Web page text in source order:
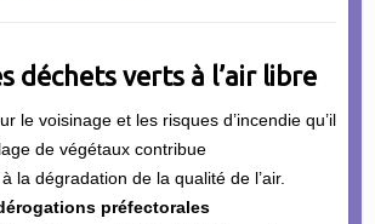
déchets verts à l’air libre
le voisinage et les risques d’incendie qu’il
de végétaux contribue
la dégradation de la qualité de l’air.
préfectorales